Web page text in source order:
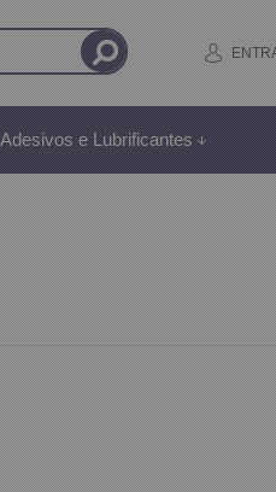
Adesivos e Lubrificantes